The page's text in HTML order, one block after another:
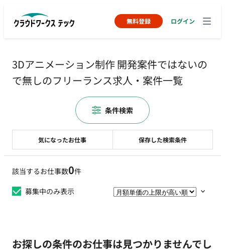
無料登録 ログイン
3Dアニメーション制作 開発案件ではないの
で無しのフリーランス求人・案件一覧
該当するお仕事数0件
募集中のみ表示
お探しの条件のお仕事は見つかりませんでし
気になったお仕事 保存した検索条件
条件検索